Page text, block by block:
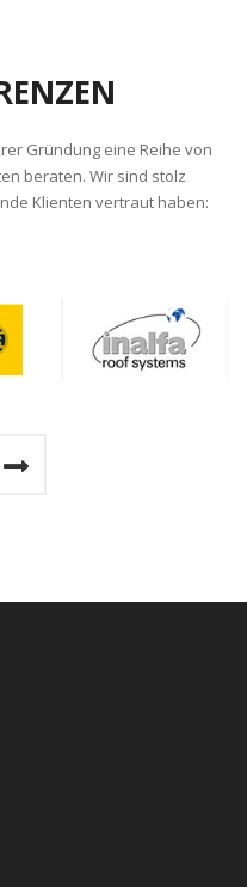
Gründung eine Reihe von
beraten. Wir sind stolz
Klienten vertraut haben: